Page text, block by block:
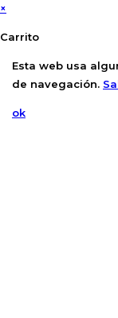
×
Carrito
Esta web usa
de navegación.
ok